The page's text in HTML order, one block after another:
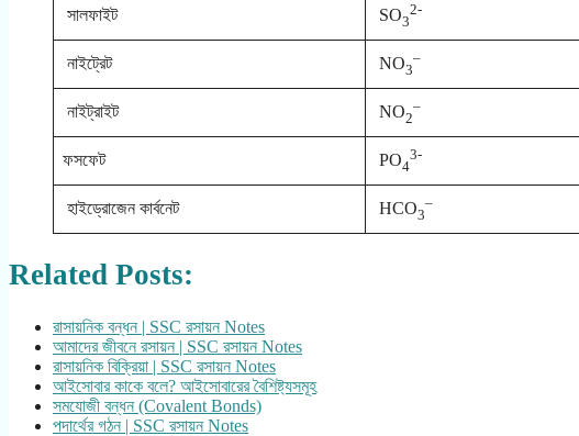
সালফাইট SO3
2-
নাইট্রেট NO3
–
নাইট্রাইট NO2
–
ফসফেট PO4
3-
হাইড্রোজেন কার্বনেট HCO3
–
Related Posts:
রাসায়নিক বন্ধন | SSC রসায়ন Notes
আমাদের জীবনে রসায়ন | SSC রসায়ন Notes
রাসায়নিক বিক্রিয়া | SSC রসায়ন Notes
আইসোবার কাকে বলে? আইসোবারের বৈশিষ্ট্যসমূহ
সমযোজী বন্ধন (Covalent Bonds)
পদার্থের গঠন | SSC রসায়ন Notes